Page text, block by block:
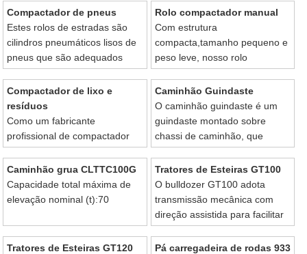
fabricados usando tecnologia
avançada a nível internacional
e componentes principais
importados.
uma ampla variedade de rolo
compactador de duplo cilíndro.
Compactador de pneus
Estes rolos de estradas são
cilindros pneumáticos lisos de
pneus que são adequados
para compactação de ambos
materiais coesos e não coesos
tais como solo arenoso,argila e
mistura de cascalho,solo
estabilizado,concreto
betuminoso,concreto duro e
Rolo compactador manual
Com estrutura
compacta,tamanho pequeno e
peso leve, nosso rolo
compactador manual é um
equipamento de compactação
de escolha para aplicações de
canteiro de obras confinados.
Compactador de lixo e
resíduos
Como um fabricante
profissional de compactador
de lixo e resíduos na
China,SINOMACH pode dispor
de uma ampla gama de
produtos para compactação de
Caminhão Guindaste
O caminhão guindaste é um
guindaste montado sobre
chassi de caminhão, que
fornece boa mobilidade.
Caminhão grua CLTTC100G
Capacidade total máxima de
elevação nominal (t):70
Tratores de Esteiras GT100
O bulldozer GT100 adota
transmissão mecânica com
direção assistida para facilitar
a operação, que consome
15%-20% menos combustível
Tratores de Esteiras GT120 Pá carregadeira de rodas 933